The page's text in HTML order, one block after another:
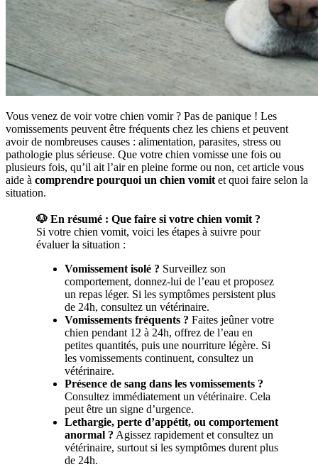
Vous venez de voir votre chien vomir ? Pas de panique ! Les
vomissements peuvent être fréquents chez les chiens et peuvent
avoir de nombreuses causes : alimentation, parasites, stress ou
pathologie plus sérieuse. Que votre chien vomisse une fois ou
plusieurs fois, qu’il ait l’air en pleine forme ou non, cet article vous
aide à comprendre pourquoi un chien vomit et quoi faire selon la
situation.
🐶 En résumé : Que faire si votre chien vomit ?
Si votre chien vomit, voici les étapes à suivre pour
évaluer la situation :
Vomissement isolé ? Surveillez son
comportement, donnez-lui de l’eau et proposez
un repas léger. Si les symptômes persistent plus
de 24h, consultez un vétérinaire.
Vomissements fréquents ? Faites jeûner votre
chien pendant 12 à 24h, offrez de l’eau en
petites quantités, puis une nourriture légère. Si
les vomissements continuent, consultez un
vétérinaire.
Présence de sang dans les vomissements ?
Consultez immédiatement un vétérinaire. Cela
peut être un signe d’urgence.
Lethargie, perte d’appétit, ou comportement
anormal ? Agissez rapidement et consultez un
vétérinaire, surtout si les symptômes durent plus
de 24h.